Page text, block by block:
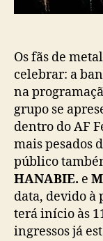
Os fãs de
celebrar: a
na
grupo se
dentro do AF
mais pesados
público
HANABIE. e
data, devido à
terá início às
ingressos já